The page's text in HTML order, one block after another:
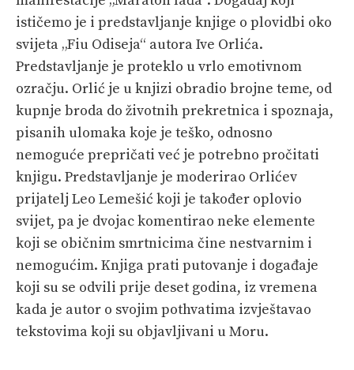
ističemo je i predstavljanje knjige o plovidbi oko
svijeta „Fiu Odiseja“ autora Ive Orlića.
Predstavljanje je proteklo u vrlo emotivnom
ozračju. Orlić je u knjizi obradio brojne teme, od
kupnje broda do životnih prekretnica i spoznaja,
pisanih ulomaka koje je teško, odnosno
nemoguće prepričati već je potrebno pročitati
knjigu. Predstavljanje je moderirao Orlićev
prijatelj Leo Lemešić koji je također oplovio
svijet, pa je dvojac komentirao neke elemente
koji se običnim smrtnicima čine nestvarnim i
nemogućim. Knjiga prati putovanje i događaje
koji su se odvili prije deset godina, iz vremena
kada je autor o svojim pothvatima izvještavao
tekstovima koji su objavljivani u Moru.